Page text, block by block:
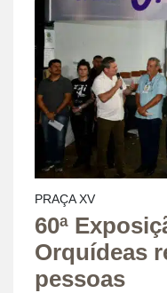
PRAÇA XV
60ª
Orquídeas
pessoas